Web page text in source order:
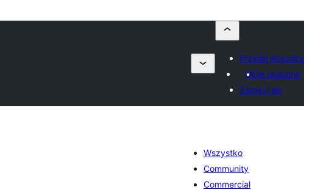
Prześlij wtyczkę
Moje ulubione
Zaloguj się
Wszystko
Community
Commercial